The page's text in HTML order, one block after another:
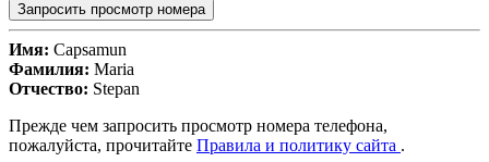
Запросить просмотр номера
Имя: Capsamun
Фамилия: Maria
Отчество: Stepan
Прежде чем запросить просмотр номера телефона,
пожалуйста, прочитайте Правила и политику сайта .